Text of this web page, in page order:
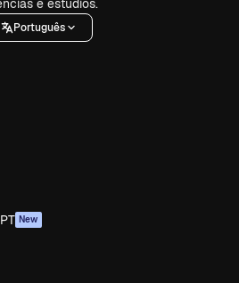
e estúdios.
Português
New